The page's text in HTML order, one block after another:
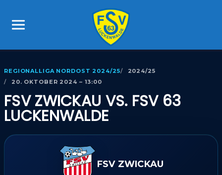
REGIONALLIGA NORDOST 2024/25
2024/25
20. OKTOBER 2024 – 13:00
FSV ZWICKAU VS. FSV 63
LUCKENWALDE
FSV ZWICKAU